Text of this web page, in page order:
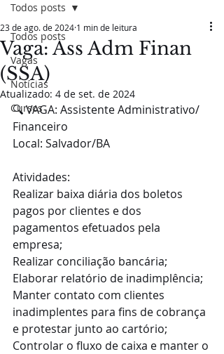
Todos posts
Vagas
Notícias
Cursos
Todos posts
Vaga: Ass Adm Finan
(SSA)
23 de ago. de 2024 1 min de leitura
Atualizado: 4 de set. de 2024
🔍 VAGA: Assistente Administrativo/
Financeiro
Local: Salvador/BA
Atividades:
Realizar baixa diária dos boletos
pagos por clientes e dos
pagamentos efetuados pela
empresa;
Realizar conciliação bancária;
Elaborar relatório de inadimplência;
Manter contato com clientes
inadimplentes para fins de cobrança
e protestar junto ao cartório;
Controlar o fluxo de caixa e manter o